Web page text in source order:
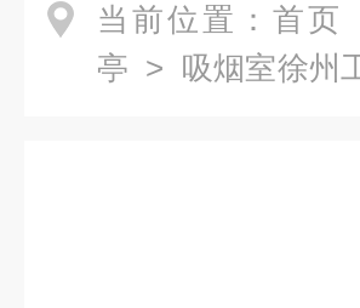
当前位置： 首页
亭 > 吸烟室徐州